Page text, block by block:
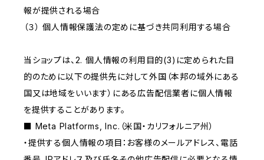
報が提供される場合
（３） 個人情報保護法の定めに基づき共同利用する場合
当ショップは、2. 個人情報の利用目的(3)に定められた目
的のために以下の提供先に対して外国（本邦の域外にある
国又は地域をいいます）にある広告配信業者に個人情報
を提供することがあります。
■ Meta Platforms, Inc.（米国・カリフォルニア州）
・提供する個人情報の項目：お客様のメールアドレス、電話